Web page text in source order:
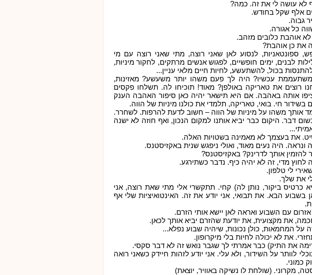
לא עושה לי את זה. כמה?
אלף שקל בחודש.
גבוה.
כל אגורה.
אוהבת כלובים מזהב.
את כן אוהבת?
ספונטאניות, לנסוע לאן שאני רוצה, מתי שאני רוצה עם מי
לבנים, ימים חופשיים, לפגוש אנשים מרתקים, לחקור מיניות,
בכול, להשתעשע, לחיות חיים מלאי עניין...
עכשיו? היה לך פעם משהו יותר משעשע? מאזינות,
רוצים את טאריקה באולפן? מאוד! תוכיחו לה. תשלחו פקסים
אותה באהבה. אם היא תישאר יהיה כאן סיפור האהבה הענק
בשידור חי. בואי, טאריקה, תלמדי את כולנו מיניות של הווה.
אותך משהו על מיניות של הווה – חשוב לדעת להרפות. לשחרר.
דבר. היקום כבר יביא אותנו למקום הנכון, ואף חוזה לא ישנה
את בעצמך לא מאמינה בשטויות האלה.
ונראה. היה נעים מאוד, ואולי ניפגש שנית באקזיסטנס.
להזמין אותך לדרינק? באקזיסטנס?
מדי, זה לא יהיה כיף. נדבר כשתירגע.
לי טלפון.
את שלך.
כרטיס ביקור, נותן לה) קחי. תתקשרי אלי מתי שאת רוצה, אני
בשבוע הבא. את תבואי, אני יודע את זה. האינטואיציות שלי אף
עם השבוע ואראה לאן יישא אותי הזרם.
את מקצועית, את יודעת שהזרם יביא אותך לכאן.
על המחמאות, כולן נכונות, שיהיה שבוע נפלא...
את לא יכולה לחיות בלי מיקרופון.
את התיק) כבר אמרתי לך שגבר נואש זה לא דבר סקסי.
לוותר על השידור, ולא עלי. אני יודע לזהות חיידק כשאני רואה
כמוני.
מקרוני. (שולחת לו נשיקה באוויר, יוצאת)